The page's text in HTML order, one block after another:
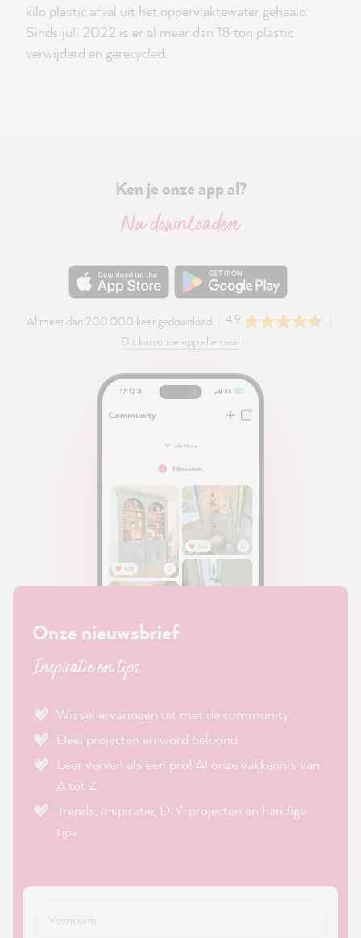
kilo plastic afval uit het oppervlaktewater gehaald.
Sinds juli 2022 is er al meer dan 18 ton plastic
verwijderd en gerecycled.
Ken je onze app al?
Nu downloaden
Al meer dan 200.000 keer gedownload
4.9
Dit kan onze app allemaal
Onze nieuwsbrief
Inspiratie en tips
Wissel ervaringen uit met de community.
Deel projecten en word beloond.
Leer verven als een pro! Al onze vakkennis van
A tot Z.
Trends, inspiratie, DIY-projecten en handige
tips.